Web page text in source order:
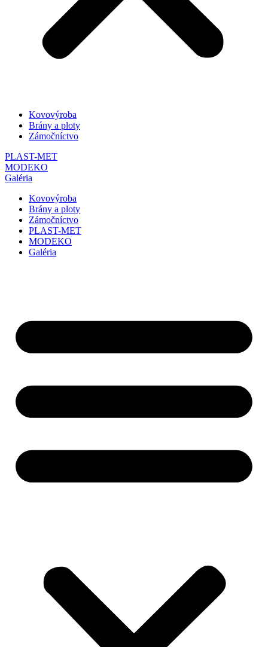
Kovovýroba
Brány a ploty
Zámočníctvo
PLAST-MET
MODEKO
Galéria
Kovovýroba
Brány a ploty
Zámočníctvo
PLAST-MET
MODEKO
Galéria